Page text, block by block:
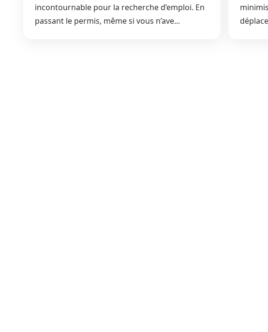
incontournable pour la recherche d’emploi. En
passant le permis, même si vous n’ave...